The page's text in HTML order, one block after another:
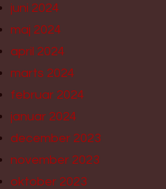
juni 2024
maj 2024
april 2024
marts 2024
februar 2024
januar 2024
december 2023
november 2023
oktober 2023